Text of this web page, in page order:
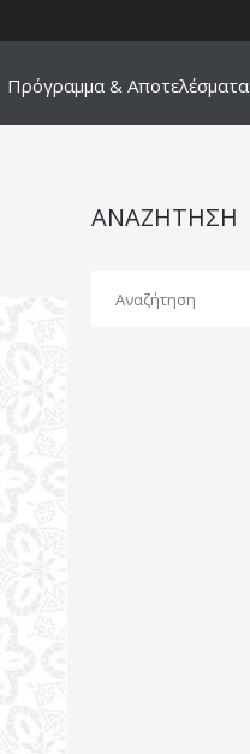
Πρόγραμμα & Αποτελέσματα
ΑΝΑΖΗΤΗΣΗ